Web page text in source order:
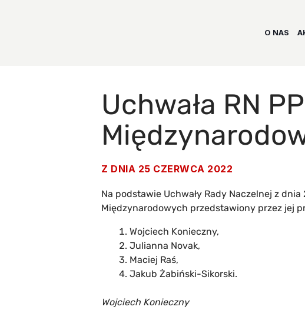
O NAS
Uchwała RN
Z DNIA 25 CZERWCA 2022
Na podstawie Uchwały Rady Naczelnej z
Międzynarodowych przedstawiony przez jej
Wojciech Konieczny,
Julianna Novak,
Maciej Raś,
Jakub Żabiński-Sikorski.
Wojciech Konieczny